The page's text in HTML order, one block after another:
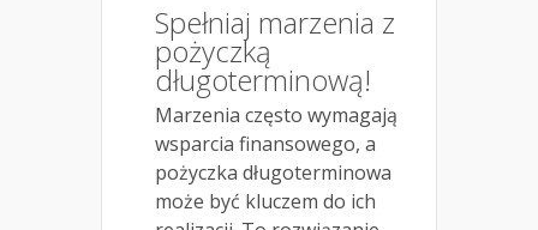
Spełniaj marzenia z
pożyczką
długoterminową!
Marzenia często wymagają
wsparcia finansowego, a
pożyczka długoterminowa
może być kluczem do ich